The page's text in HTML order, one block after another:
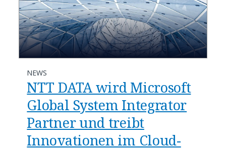
NEWS
NTT DATA wird Microsoft
Global System Integrator
Partner und treibt
Innovationen im Cloud-